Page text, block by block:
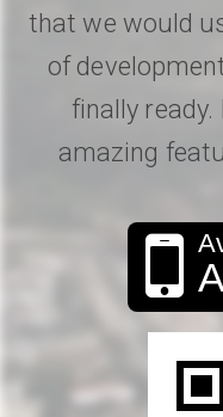
that we would
of
finally
amazing